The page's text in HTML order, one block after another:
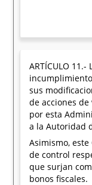
ARTÍCULO
sus
de acciones
por esta
a la Autoridad
Asimismo,
de control
que surjan
bonos fiscales.